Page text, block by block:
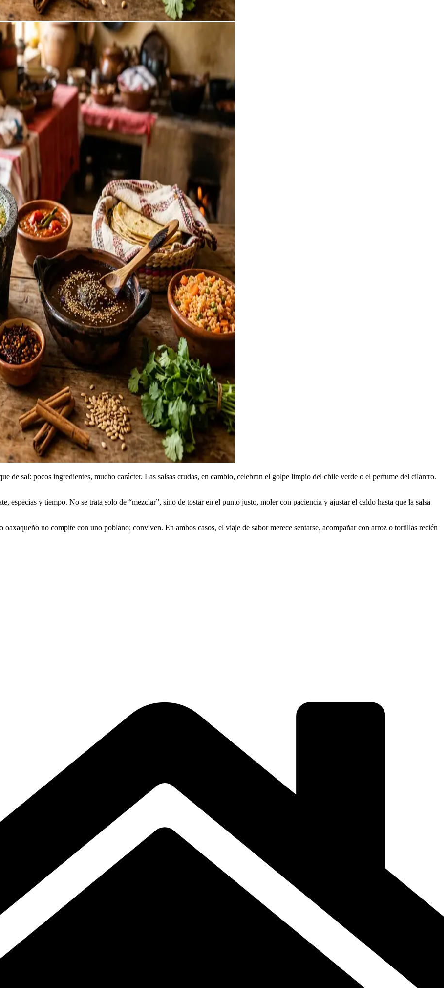
de sal: pocos ingredientes, mucho carácter. Las salsas crudas, en cambio, celebran el golpe limpio del chile verde o el perfume del cilantro.
especias y tiempo. No se trata solo de “mezclar”, sino de tostar en el punto justo, moler con paciencia y ajustar el caldo hasta que la salsa
no compite con uno poblano; conviven. En ambos casos, el viaje de sabor merece sentarse, acompañar con arroz o tortillas recién